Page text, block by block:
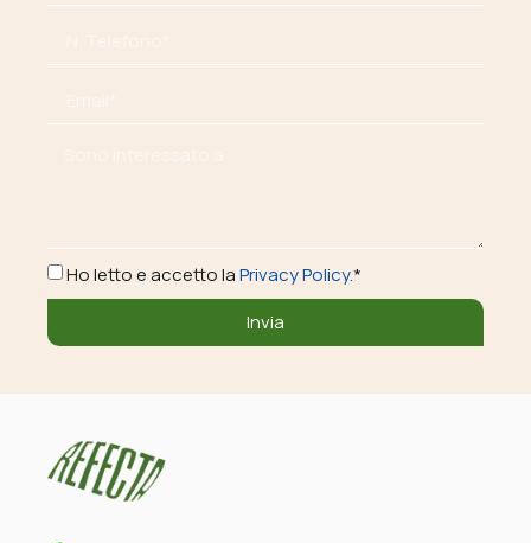
Ho letto e accetto laPrivacy Policy.*
Invia